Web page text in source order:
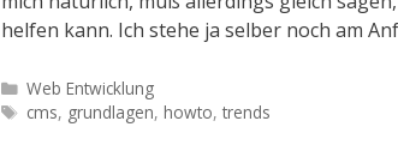
helfen kann. Ich stehe ja selber noch am
Kategorien
Web Entwicklung
Schlagwörter
cms, grundlagen,howto,trends